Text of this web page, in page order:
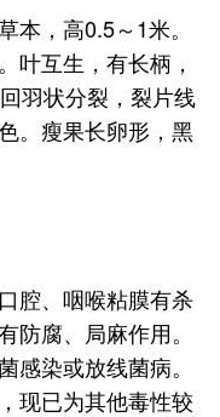
本，高0.5～1米。
叶互生，有长柄，
羽状分裂，裂片线
。瘦果长卵形，黑
腔、咽喉粘膜有杀
防腐、局麻作用。
感染或放线菌病。
现已为其他毒性较